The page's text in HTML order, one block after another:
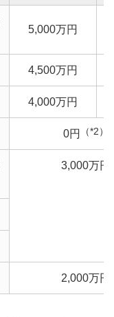
5,000万円
4,500万円
4,000万円
0円 （*2）
3,000万円
2,000万円